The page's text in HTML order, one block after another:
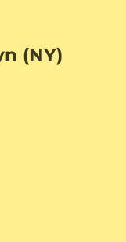
(NY)